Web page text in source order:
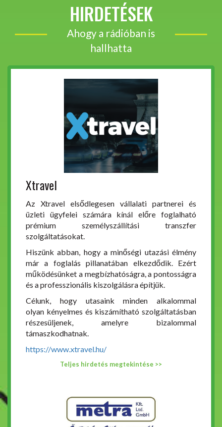
HIRDETÉSEK
Ahogy a rádióban is
hallhatta
Xtravel
Az Xtravel elsődlegesen vállalati partnerei és
üzleti ügyfelei számára kínál előre foglalható
prémium személyszállítási transzfer
szolgáltatásokat.
Hiszünk abban, hogy a minőségi utazási élmény
már a foglalás pillanatában elkezdődik. Ezért
működésünket a megbízhatóságra, a pontosságra
és a professzionális kiszolgálásra építjük.
Célunk, hogy utasaink minden alkalommal
olyan kényelmes és kiszámítható szolgáltatásban
részesüljenek, amelyre bizalommal
támaszkodhatnak.
https://www.xtravel.hu/
Teljes hirdetés megtekintése >>